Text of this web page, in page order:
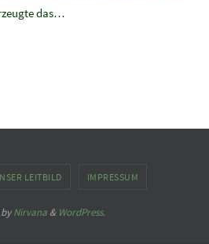
das…
LEITBILD IMPRESSUM
Nirvana& WordPress.